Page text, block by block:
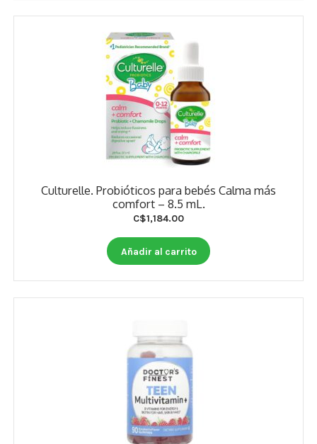
Culturelle. Probióticos para bebés Calma más
comfort – 8.5 mL.
C$1,184.00
Añadir al carrito